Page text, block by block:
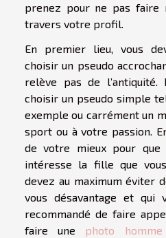
prenez pour ne pas faire
travers votre profil.
En premier lieu, vous
choisir un pseudo
relève pas de l’antiquité.
choisir un pseudo simple
exemple ou carrément un
sport ou à votre passion.
de votre mieux pour
intéresse la fille que
devez au maximum éviter
vous désavantage et qui
recommandé de faire
faire une photo